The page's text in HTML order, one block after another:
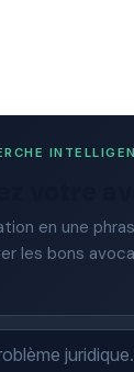
en une
les bons